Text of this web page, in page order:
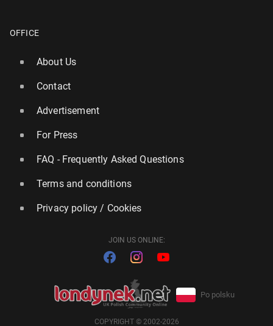
OFFICE
About Us
Contact
Advertisement
For Press
FAQ - Frequently Asked Questions
Terms and conditions
Privacy policy / Cookies
JOIN US ONLINE:
Po polsku
COPYRIGHT © 2002-2026